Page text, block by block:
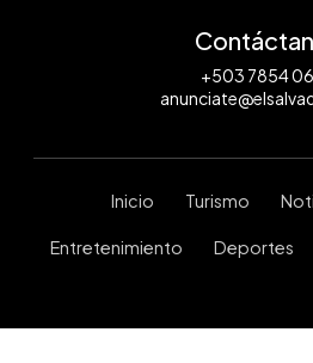
+503 7854
Inicio Turismo
Entretenimiento Deportes